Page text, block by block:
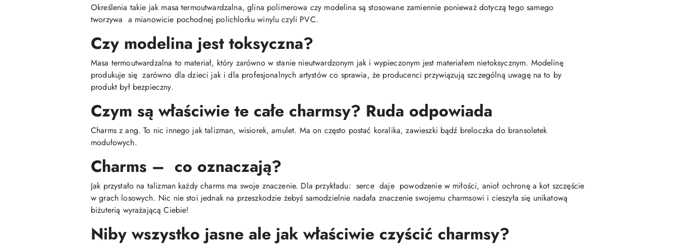
Określenia takie jak masa termoutwardzalna, glina polimerowa czy modelina są stosowane zamiennie ponieważ dotyczą tego samego
tworzywa a mianowicie pochodnej polichlorku winylu czyli PVC.
Czy modelina jest toksyczna?
Masa termoutwardzalna to materiał, który zarówno w stanie nieutwardzonym jak i wypieczonym jest materiałem nietoksycznym. Modelinę
produkuje się zarówno dla dzieci jak i dla profesjonalnych artystów co sprawia, że producenci przywiązują szczególną uwagę na to by
produkt był bezpieczny.
Czym są właściwie te całe charmsy? Ruda odpowiada
Charms z ang. To nic innego jak talizman, wisiorek, amulet. Ma on często postać koralika, zawieszki bądź breloczka do bransoletek
modułowych.
Charms – co oznaczają?
Jak przystało na talizman każdy charms ma swoje znaczenie. Dla przykładu: serce daje powodzenie w miłości, anioł ochronę a kot szczęście
w grach losowych. Nic nie stoi jednak na przeszkodzie żebyś samodzielnie nadała znaczenie swojemu charmsowi i cieszyła się unikatową
biżuterią wyrażającą Ciebie!
Niby wszystko jasne ale jak właściwie czyścić charmsy?